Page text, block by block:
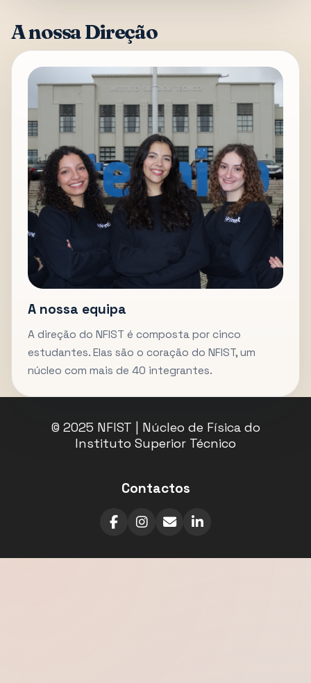
A nossa Direção
A nossa equipa
A direção do NFIST é composta por cinco
estudantes. Elas são o coração do NFIST, um
núcleo com mais de 40 integrantes.
© 2025 NFIST | Núcleo de Física do
Instituto Superior Técnico
Contactos